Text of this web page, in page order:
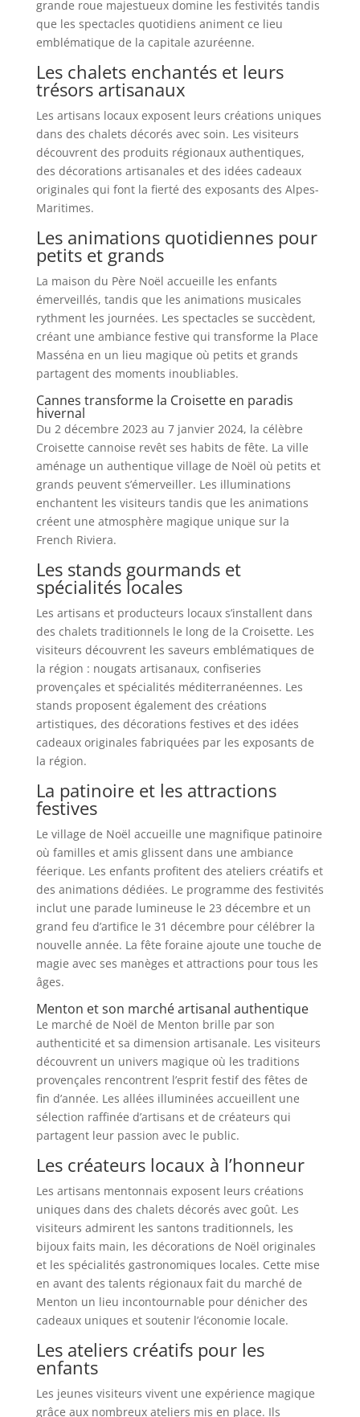
grande roue majestueux domine les festivités tandis
que les spectacles quotidiens animent ce lieu
emblématique de la capitale azuréenne.
Les chalets enchantés et leurs
trésors artisanaux
Les artisans locaux exposent leurs créations uniques
dans des chalets décorés avec soin. Les visiteurs
découvrent des produits régionaux authentiques,
des décorations artisanales et des idées cadeaux
originales qui font la fierté des exposants des Alpes-
Maritimes.
Les animations quotidiennes pour
petits et grands
La maison du Père Noël accueille les enfants
émerveillés, tandis que les animations musicales
rythment les journées. Les spectacles se succèdent,
créant une ambiance festive qui transforme la Place
Masséna en un lieu magique où petits et grands
partagent des moments inoubliables.
Cannes transforme la Croisette en paradis
hivernal
Du 2 décembre 2023 au 7 janvier 2024, la célèbre
Croisette cannoise revêt ses habits de fête. La ville
aménage un authentique village de Noël où petits et
grands peuvent s’émerveiller. Les illuminations
enchantent les visiteurs tandis que les animations
créent une atmosphère magique unique sur la
French Riviera.
Les stands gourmands et
spécialités locales
Les artisans et producteurs locaux s’installent dans
des chalets traditionnels le long de la Croisette. Les
visiteurs découvrent les saveurs emblématiques de
la région : nougats artisanaux, confiseries
provençales et spécialités méditerranéennes. Les
stands proposent également des créations
artistiques, des décorations festives et des idées
cadeaux originales fabriquées par les exposants de
la région.
La patinoire et les attractions
festives
Le village de Noël accueille une magnifique patinoire
où familles et amis glissent dans une ambiance
féerique. Les enfants profitent des ateliers créatifs et
des animations dédiées. Le programme des festivités
inclut une parade lumineuse le 23 décembre et un
grand feu d’artifice le 31 décembre pour célébrer la
nouvelle année. La fête foraine ajoute une touche de
magie avec ses manèges et attractions pour tous les
âges.
Menton et son marché artisanal authentique
Le marché de Noël de Menton brille par son
authenticité et sa dimension artisanale. Les visiteurs
découvrent un univers magique où les traditions
provençales rencontrent l’esprit festif des fêtes de
fin d’année. Les allées illuminées accueillent une
sélection raffinée d’artisans et de créateurs qui
partagent leur passion avec le public.
Les créateurs locaux à l’honneur
Les artisans mentonnais exposent leurs créations
uniques dans des chalets décorés avec goût. Les
visiteurs admirent les santons traditionnels, les
bijoux faits main, les décorations de Noël originales
et les spécialités gastronomiques locales. Cette mise
en avant des talents régionaux fait du marché de
Menton un lieu incontournable pour dénicher des
cadeaux uniques et soutenir l’économie locale.
Les ateliers créatifs pour les
enfants
Les jeunes visiteurs vivent une expérience magique
grâce aux nombreux ateliers mis en place. Ils